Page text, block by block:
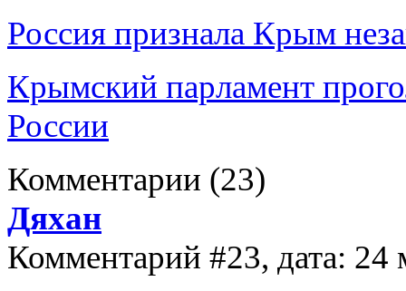
Россия признала Крым
Крымский парламент
России
Комментарии (23)
Дяхан
Комментарий #23, дата: 24